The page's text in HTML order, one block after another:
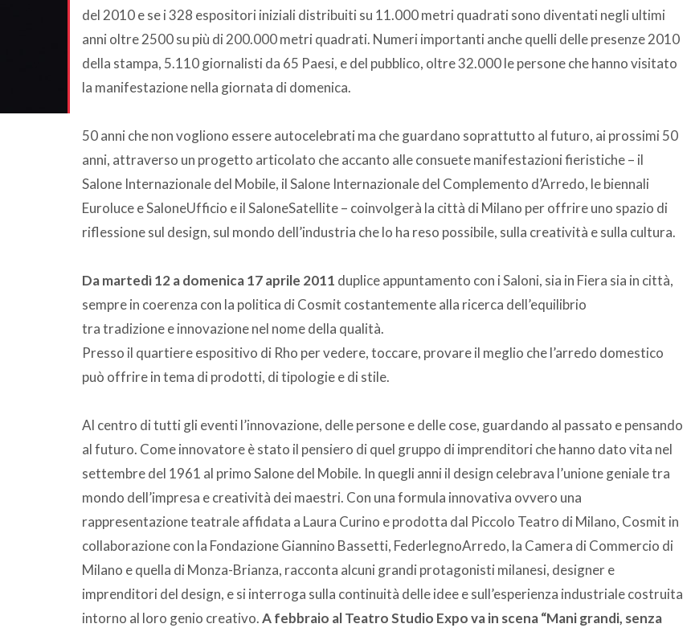
del 2010 e se i 328 espositori iniziali distribuiti su 11.000 metri quadrati sono diventati negli ultimi
anni oltre 2500 su più di 200.000 metri quadrati. Numeri importanti anche quelli delle presenze 2010
della stampa, 5.110 giornalisti da 65 Paesi, e del pubblico, oltre 32.000 le persone che hanno visitato
la manifestazione nella giornata di domenica.
50 anni che non vogliono essere autocelebrati ma che guardano soprattutto al futuro, ai prossimi 50
anni, attraverso un progetto articolato che accanto alle consuete manifestazioni fieristiche – il
Salone Internazionale del Mobile, il Salone Internazionale del Complemento d’Arredo, le biennali
Euroluce e SaloneUfficio e il SaloneSatellite – coinvolgerà la città di Milano per offrire uno spazio di
riflessione sul design, sul mondo dell’industria che lo ha reso possibile, sulla creatività e sulla cultura.
Da martedì 12 a domenica 17 aprile 2011 duplice appuntamento con i Saloni, sia in Fiera sia in città,
sempre in coerenza con la politica di Cosmit costantemente alla ricerca dell’equilibrio
tra tradizione e innovazione nel nome della qualità.
Presso il quartiere espositivo di Rho per vedere, toccare, provare il meglio che l’arredo domestico
può offrire in tema di prodotti, di tipologie e di stile.
Al centro di tutti gli eventi l’innovazione, delle persone e delle cose, guardando al passato e pensando
al futuro. Come innovatore è stato il pensiero di quel gruppo di imprenditori che hanno dato vita nel
settembre del 1961 al primo Salone del Mobile. In quegli anni il design celebrava l’unione geniale tra
mondo dell’impresa e creatività dei maestri. Con una formula innovativa ovvero una
rappresentazione teatrale affidata a Laura Curino e prodotta dal Piccolo Teatro di Milano, Cosmit in
collaborazione con la Fondazione Giannino Bassetti, FederlegnoArredo, la Camera di Commercio di
Milano e quella di Monza-Brianza, racconta alcuni grandi protagonisti milanesi, designer e
imprenditori del design, e si interroga sulla continuità delle idee e sull’esperienza industriale costruita
intorno al loro genio creativo.A febbraio al Teatro Studio Expo va in scena “Mani grandi, senza